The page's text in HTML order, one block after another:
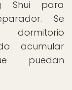
Shui para
Se
dormitorio
acumular
puedan